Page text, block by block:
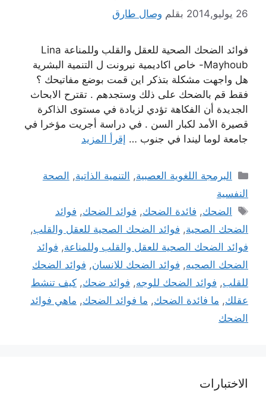
26 يوليو,2014 بقلم وصال طارق
فوائد الضحك الصحية للعقل والقلب وللمناعة Lina
Mayhoub- خاص اكاديمية نيرونت ل التنمية البشرية
هل واجهت مشكلة بتذكر اين قمت بوضع مفاتيحك ؟
فقط قم بالضحك على ذلك وستجدهم . تقترح الابحاث
الجديدة أن الفكاهة تؤدي لزيادة في مستوى الذاكرة
قصيرة الأمد لكبار السن . في دراسة أجريت مؤخرا في
جامعة لوما ليندا في جنوب … إقرأ المزيد
التصنيفات
البرمجة اللغوية العصبية, التنمية الذاتية, الصحة
النفسية
الوسوم
الضحك, فائدة الضحك, فوائد الضحك, فوائد
الضحك الصحية, فوائد الضحك الصحية للعقل والقلب,
فوائد الضحك الصحية للعقل والقلب وللمناعة, فوائد
الضحك الصحيه, فوائد الضحك للانسان, فوائد الضحك
للقلب, فوائد الضحك للوجه, فوائد ضحك, كيف تنشط
عقلك, ما فائدة الضحك, ما فوائد الضحك, ماهي فوائد
الضحك
الاختبارات